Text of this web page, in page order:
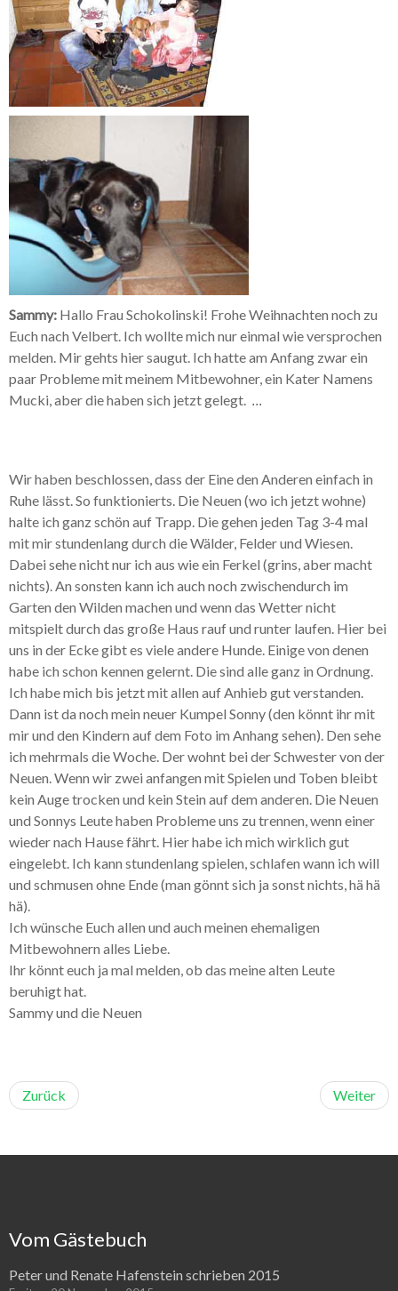
Sammy: Hallo Frau Schokolinski! Frohe Weihnachten noch zu
Euch nach Velbert. Ich wollte mich nur einmal wie versprochen
melden. Mir gehts hier saugut. Ich hatte am Anfang zwar ein
paar Probleme mit meinem Mitbewohner, ein Kater Namens
Mucki, aber die haben sich jetzt gelegt. ...
Wir haben beschlossen, dass der Eine den Anderen einfach in
Ruhe lässt. So funktionierts. Die Neuen (wo ich jetzt wohne)
halte ich ganz schön auf Trapp. Die gehen jeden Tag 3-4 mal
mit mir stundenlang durch die Wälder, Felder und Wiesen.
Dabei sehe nicht nur ich aus wie ein Ferkel (grins, aber macht
nichts). An sonsten kann ich auch noch zwischendurch im
Garten den Wilden machen und wenn das Wetter nicht
mitspielt durch das große Haus rauf und runter laufen. Hier bei
uns in der Ecke gibt es viele andere Hunde. Einige von denen
habe ich schon kennen gelernt. Die sind alle ganz in Ordnung.
Ich habe mich bis jetzt mit allen auf Anhieb gut verstanden.
Dann ist da noch mein neuer Kumpel Sonny (den könnt ihr mit
mir und den Kindern auf dem Foto im Anhang sehen). Den sehe
ich mehrmals die Woche. Der wohnt bei der Schwester von der
Neuen. Wenn wir zwei anfangen mit Spielen und Toben bleibt
kein Auge trocken und kein Stein auf dem anderen. Die Neuen
und Sonnys Leute haben Probleme uns zu trennen, wenn einer
wieder nach Hause fährt. Hier habe ich mich wirklich gut
eingelebt. Ich kann stundenlang spielen, schlafen wann ich will
und schmusen ohne Ende (man gönnt sich ja sonst nichts, hä hä
hä).
Ich wünsche Euch allen und auch meinen ehemaligen
Mitbewohnern alles Liebe.
Ihr könnt euch ja mal melden, ob das meine alten Leute
beruhigt hat.
Sammy und die Neuen
Zurück Weiter
Vom Gästebuch
Peter und Renate Hafenstein schrieben 2015